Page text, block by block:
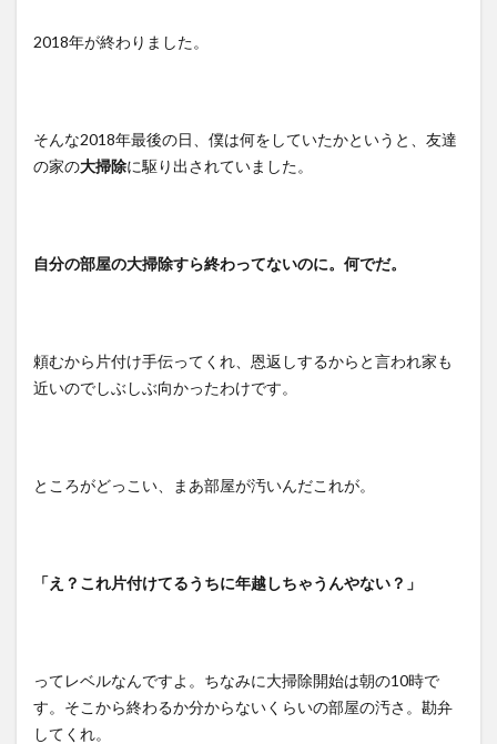
2018年が終わりました。
そんな2018年最後の日、僕は何をしていたかというと、友達
の家の大掃除に駆り出されていました。
自分の部屋の大掃除すら終わってないのに。何でだ。
頼むから片付け手伝ってくれ、恩返しするからと言われ家も
近いのでしぶしぶ向かったわけです。
ところがどっこい、まあ部屋が汚いんだこれが。
「え？これ片付けてるうちに年越しちゃうんやない？」
ってレベルなんですよ。ちなみに大掃除開始は朝の10時で
す。そこから終わるか分からないくらいの部屋の汚さ。勘弁
してくれ。